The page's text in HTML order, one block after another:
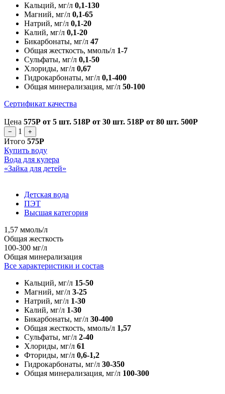
Кальций, мг/л 0,1-130
Магний, мг/л 0,1-65
Натрий, мг/л 0,1-20
Калий, мг/л 0,1-20
Бикарбонаты, мг/л 47
Общая жесткость, ммоль/л 1-7
Сульфаты, мг/л 0,1-50
Хлориды, мг/л 0,67
Гидрокарбонаты, мг/л 0,1-400
Общая минерализация, мг/л 50-100
Сертификат качества
Цена 575Р от 5 шт. 518Р от 30 шт. 518Р от 80 шт. 500Р
− 1 +
Итого 575Р
Купить воду
Вода для кулера
«Зайка для детей»
Детская вода
ПЭТ
Высшая категория
1,57 ммоль/л
Общая жесткость
100-300 мг/л
Общая минерализация
Все характеристики и состав
Кальций, мг/л 15-50
Магний, мг/л 3-25
Натрий, мг/л 1-30
Калий, мг/л 1-30
Бикарбонаты, мг/л 30-400
Общая жесткость, ммоль/л 1,57
Сульфаты, мг/л 2-40
Хлориды, мг/л 61
Фториды, мг/л 0,6-1,2
Гидрокарбонаты, мг/л 30-350
Общая минерализация, мг/л 100-300